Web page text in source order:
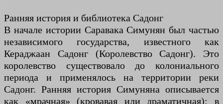
Ранняя история и библиотека Садонг
В начале истории Саравака Симунян был частью
независимого государства, известного как
Кераджаан Садонг (Королевство Садонг). Это
королевство существовало до колониального
периода и применялось на территории реки
Садонг. Ранняя история Симуняна описывается
как «мрачная» (кровавая или драматичная): в